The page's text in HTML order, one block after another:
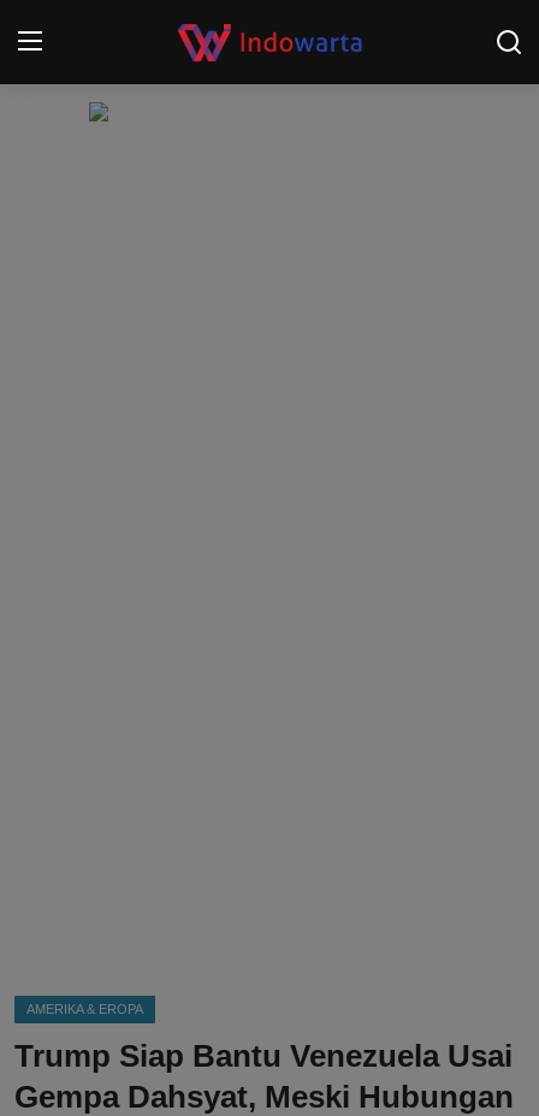
AMERIKA & EROPA
Trump Siap Bantu Venezuela Usai
Gempa Dahsyat, Meski Hubungan